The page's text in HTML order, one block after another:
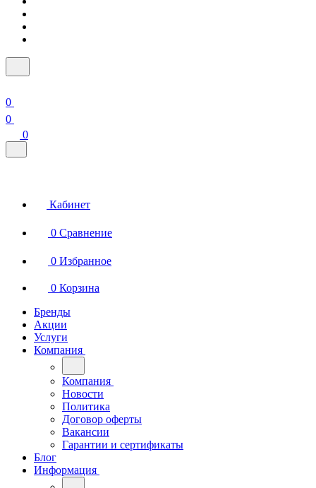
0
0
0
Кабинет
0 Сравнение
0 Избранное
0 Корзина
Бренды
Акции
Услуги
Компания
Компания
Новости
Политика
Договор оферты
Вакансии
Гарантии и сертификаты
Блог
Информация